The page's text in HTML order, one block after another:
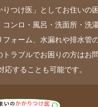
つけ医」としてお住いの
ンロ・風呂・洗面所・洗
ォーム、水漏れや排水管
ラブルでお困りの方はお
応することも可能です。